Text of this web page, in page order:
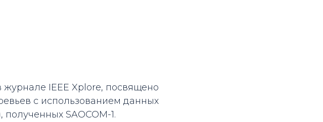
IEEE Xplore, посвящено
с использованием данных
SAOCOM-1.